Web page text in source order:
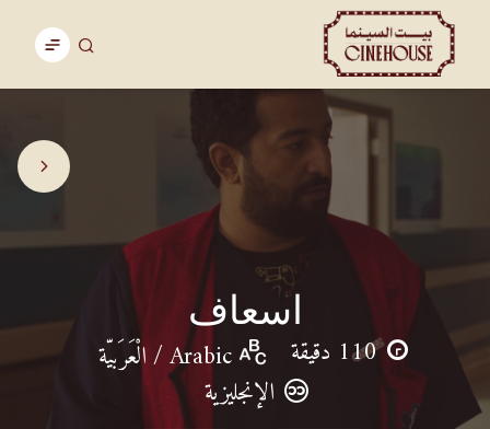
اسعاف
110 دقيقة
Arabic / الْعَرَبيّة
الإنجليزية